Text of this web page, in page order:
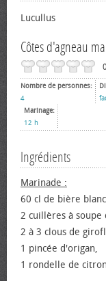
Lucullus
Côtes d'agneau
Nombre de personnes:
4
Marinage:
12 h
Ingrédients
Marinade :
60 cl de bière
2 cuillères à
2 à 3 clous de
1 pincée d'origan,
1 rondelle de